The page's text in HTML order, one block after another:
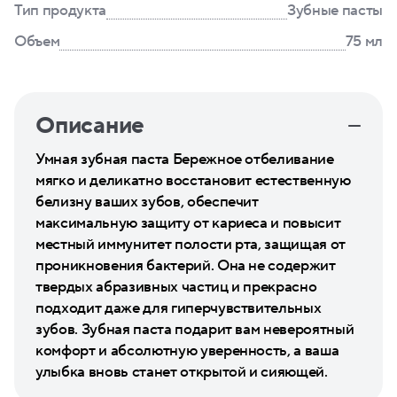
Тип продукта
Зубные пасты
Объем
75 мл
Описание
Умная зубная паста Бережное отбеливание
мягко и деликатно восстановит естественную
белизну ваших зубов, обеспечит
максимальную защиту от кариеса и повысит
местный иммунитет полости рта, защищая от
проникновения бактерий. Она не содержит
твердых абразивных частиц и прекрасно
подходит даже для гиперчувствительных
зубов. Зубная паста подарит вам невероятный
комфорт и абсолютную уверенность, а ваша
улыбка вновь станет открытой и сияющей.